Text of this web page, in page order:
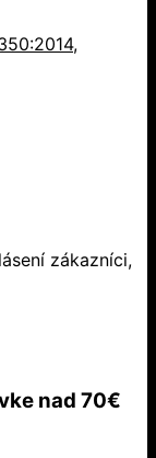
,
zákazníci,
nad 70€